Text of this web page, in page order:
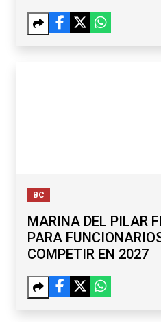
BC
MARINA DEL PILAR
PARA
COMPETIR EN 2027